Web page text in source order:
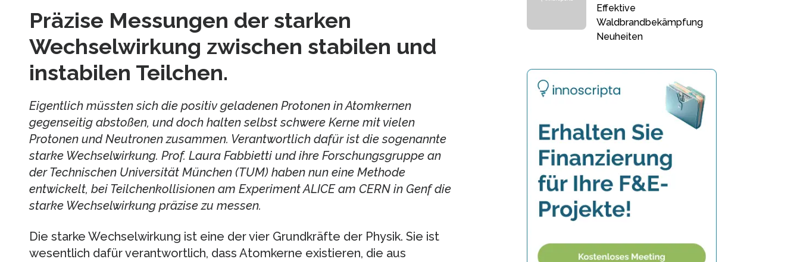
Präzise Messungen der starken
Wechselwirkung zwischen stabilen und
instabilen Teilchen.
Eigentlich müssten sich die positiv geladenen Protonen in Atomkernen
gegenseitig abstoßen, und doch halten selbst schwere Kerne mit vielen
Protonen und Neutronen zusammen. Verantwortlich dafür ist die sogenannte
starke Wechselwirkung. Prof. Laura Fabbietti und ihre Forschungsgruppe an
der Technischen Universität München (TUM) haben nun eine Methode
entwickelt, bei Teilchenkollisionen am Experiment ALICE am CERN in Genf die
starke Wechselwirkung präzise zu messen.
Die starke Wechselwirkung ist eine der vier Grundkräfte der Physik. Sie ist
wesentlich dafür verantwortlich, dass Atomkerne existieren, die aus
Effektive
Waldbrandbekämpfung
Neuheiten